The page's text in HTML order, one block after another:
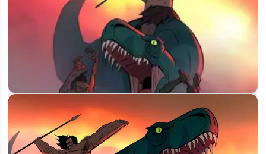
Когда выйдет 4 сезон «Первобытного» (Primal) и будет ли
он вообще